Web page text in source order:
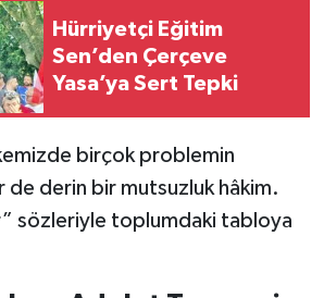
Hürriyetçi Eğitim
Sen’den Çerçeve
Yasa’ya Sert Tepki
birçok problemin
de derin bir mutsuzluk hâkim.
sözleriyle toplumdaki tabloya